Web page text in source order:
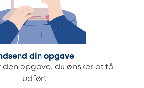
din opgave
den opgave, du ønsker at få
udført